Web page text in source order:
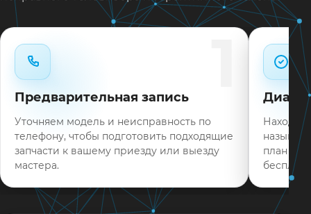
Типовые неисправности при наличии деталей
Нужен ремонт TCL 32D100 в Краснодаре?
Оставьте заявку или позвоните: укажите
симптомы — подскажем ориентир по сроку и
запишем на диагностику в мастерской или с
выездом на дом.
На выполненные работы выдаём документы и
гарантию до 12 месяцев.
Предварительная запись
Уточняем модель и неисправность по
телефону, чтобы подготовить подходящие
запчасти к вашему приезду или выезду
мастера.
Находим
план